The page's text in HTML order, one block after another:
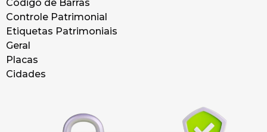
Código de Barras
Controle Patrimonial
Etiquetas Patrimoniais
Geral
Placas
Cidades